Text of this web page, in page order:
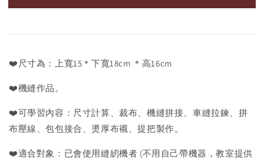
❤️尺寸為：上寬15＊下寬18cm ＊高16cm
❤️機縫作品。
❤️可學習內容：尺寸計算、裁布、機縫拼接、車縫拉鍊、拼
布壓線、包包接合、燙厚布襯、提把製作。
❤️適合對象：已會使用縫紉機者 (不用自己帶機器，教室提供